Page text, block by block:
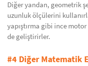
Diğer yandan, geometrik
uzunluk ölçülerini
yapıştırma gibi ince
de geliştirirler.
#4 Diğer Matematik